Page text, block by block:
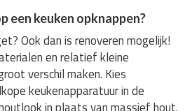
een keuken opknappen?
Ook dan is renoveren mogelijk!
en relatief kleine
verschil maken. Kies
keukenapparatuur in de